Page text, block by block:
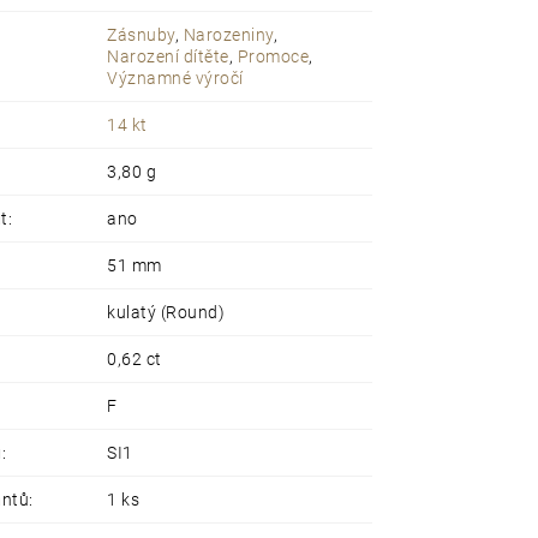
Zásnuby, Narozeniny,
Narození dítěte, Promoce,
Významné výročí
14 kt
3,80 g
: ano
51 mm
kulatý (Round)
0,62 ct
F
: SI1
: 1 ks